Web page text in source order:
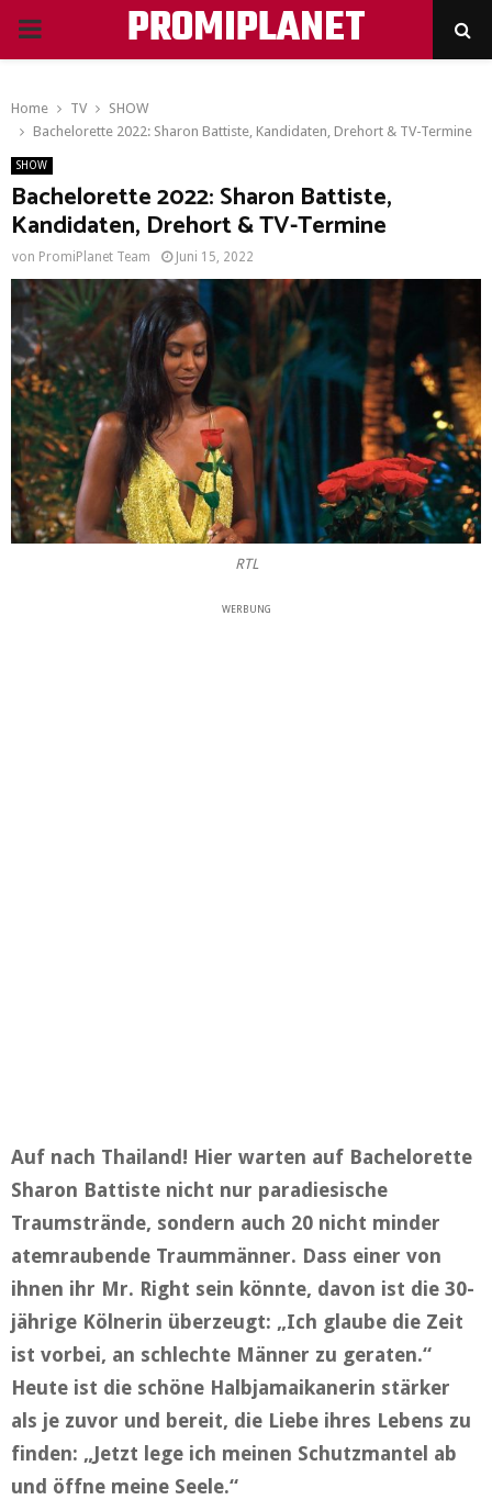
PRIMARY
PROMIPLANET
Home TV
SHOW
Bachelorette 2022: Sharon Battiste, Kandidaten, Drehort & TV-Termine
SHOW
Bachelorette 2022: Sharon Battiste,
Kandidaten, Drehort & TV-Termine
von PromiPlanet Team Juni 15, 2022
RTL
WERBUNG
Auf nach Thailand! Hier warten auf Bachelorette
Sharon Battiste nicht nur paradiesische
Traumstrände, sondern auch 20 nicht minder
atemraubende Traummänner. Dass einer von
ihnen ihr Mr. Right sein könnte, davon ist die 30-
jährige Kölnerin überzeugt: „Ich glaube die Zeit
ist vorbei, an schlechte Männer zu geraten.“
Heute ist die schöne Halbjamaikanerin stärker
als je zuvor und bereit, die Liebe ihres Lebens zu
finden: „Jetzt lege ich meinen Schutzmantel ab
und öffne meine Seele.“